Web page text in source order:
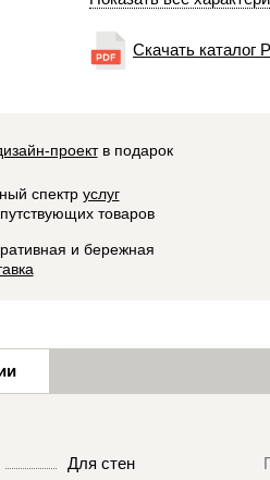
Скачать каталог
проектв подарок
спектр услуг
товаров
и бережная
Для стен